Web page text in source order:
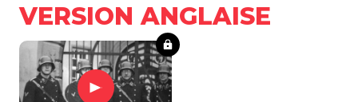
VERSION ANGLAISE